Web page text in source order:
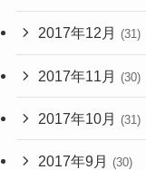
2017年12月 (31)
2017年11月 (30)
2017年10月 (31)
2017年9月 (30)